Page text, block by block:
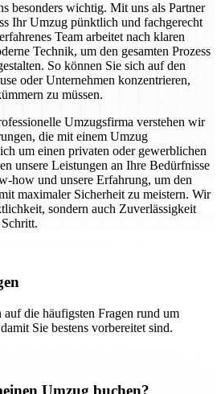
besonders wichtig. Mit uns als Partner
Ihr Umzug pünktlich und fachgerecht
Team arbeitet nach klaren
Technik, um den gesamten Prozess
So können Sie sich auf den
oder Unternehmen konzentrieren,
zu müssen.
Umzugsfirma verstehen wir
die mit einem Umzug
um einen privaten oder gewerblichen
unsere Leistungen an Ihre Bedürfnisse
how und unsere Erfahrung, um den
maximaler Sicherheit zu meistern. Wir
sondern auch Zuverlässigkeit
die häufigsten Fragen rund um
Sie bestens vorbereitet sind.
Umzug buchen?